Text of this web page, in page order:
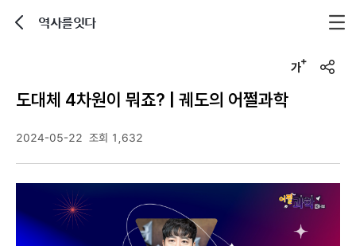
역사를잇다
u
도대체 4차원이 뭐죠? | 궤도의 어쩔과학
2024-05-22 조회 1,632